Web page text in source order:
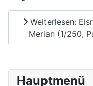
Hauptmenü
Weiterlesen:
Merian (1/250,